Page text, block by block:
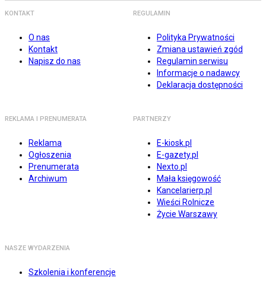
KONTAKT
O nas
Kontakt
Napisz do nas
REGULAMIN
Polityka Prywatności
Zmiana ustawień zgód
Regulamin serwisu
Informacje o nadawcy
Deklaracja dostępności
REKLAMA I PRENUMERATA
Reklama
Ogłoszenia
Prenumerata
Archiwum
PARTNERZY
E-kiosk.pl
E-gazety.pl
Nexto.pl
Mała księgowość
Kancelarierp.pl
Wieści Rolnicze
Życie Warszawy
NASZE WYDARZENIA
Szkolenia i konferencje